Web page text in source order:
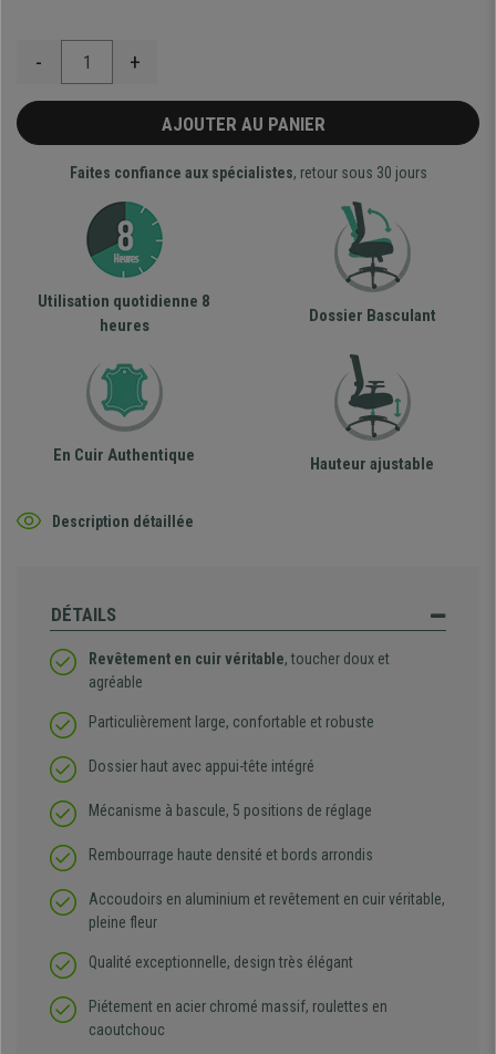
- +
AJOUTER AU PANIER
Faites confiance aux spécialistes, retour sous 30 jours
Utilisation quotidienne 8
heures
Dossier Basculant
En Cuir Authentique Hauteur ajustable
Description détaillée
DÉTAILS
Revêtement en cuir véritable, toucher doux et
agréable
Particulièrement large, confortable et robuste
Dossier haut avec appui-tête intégré
Mécanisme à bascule, 5 positions de réglage
Rembourrage haute densité et bords arrondis
Accoudoirs en aluminium et revêtement en cuir véritable,
pleine fleur
Qualité exceptionnelle, design très élégant
Piétement en acier chromé massif, roulettes en
caoutchouc